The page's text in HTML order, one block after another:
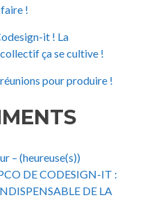
!
it ! La
ça se cultive !
pour produire !
– (heureuse(s))
DE CODESIGN-IT :
DE LA